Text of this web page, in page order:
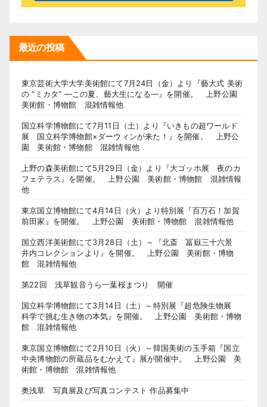
最近の投稿
東京芸術大学大学美術館にて7月24日（金）より『藝大式 美術
の “ミカタ” ―この夏、藝大生になる―』を開催。 上野公園
美術館・博物館 混雑情報他
国立科学博物館にて7月11日（土）より『いきもの超ワールド
展 国立科学博物館×ダーウィンが来た！』を開催。 上野公
園 美術館・博物館 混雑情報他
上野の森美術館にて5月29日（金）より『大ゴッホ展 夜のカ
フェテラス』を開催。 上野公園 美術館・博物館 混雑情報
他
東京国立博物館にて4月14日（火）より特別展『百万石！加賀
前田家』を開催。 上野公園 美術館・博物館 混雑情報他
国立西洋美術館にて3月28日（土）～『北斎 冨嶽三十六景
井内コレクションより』を開催。 上野公園 美術館・博物
館 混雑情報他
第22回 浅草観音うら一葉桜まつり 開催
国立科学博物館にて3月14日（土）～特別展『超危険生物展
科学で挑む生き物の本気』を開催。 上野公園 美術館・博物
館 混雑情報他
東京国立博物館にて2月10日（火）～韓国美術の玉手箱『国立
中央博物館の所蔵品をむかえて』展が開催中。 上野公園 美
術館・博物館 混雑情報他
奥浅草 写真展及び写真コンテスト 作品募集中